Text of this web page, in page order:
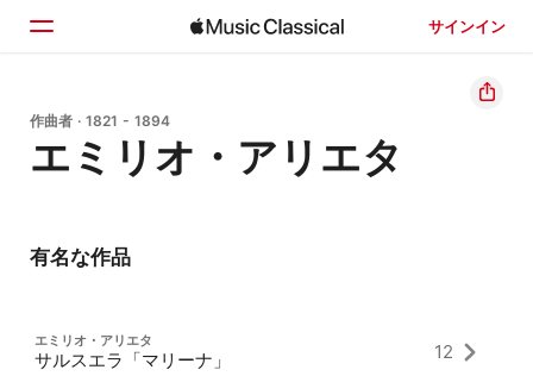
サインイン
ホーム
見つける
作曲者 · 1821 - 1894
エミリオ・アリエタ
有名な作品
エミリオ・アリエタ
サルスエラ「マリーナ」 12